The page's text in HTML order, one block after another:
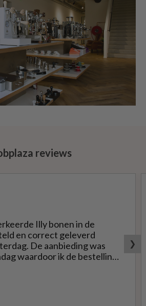
reviews
Illy bonen in de
en correct geleverd
was
waardoor ik de bestelling
dat kon misschien in
mails
❯